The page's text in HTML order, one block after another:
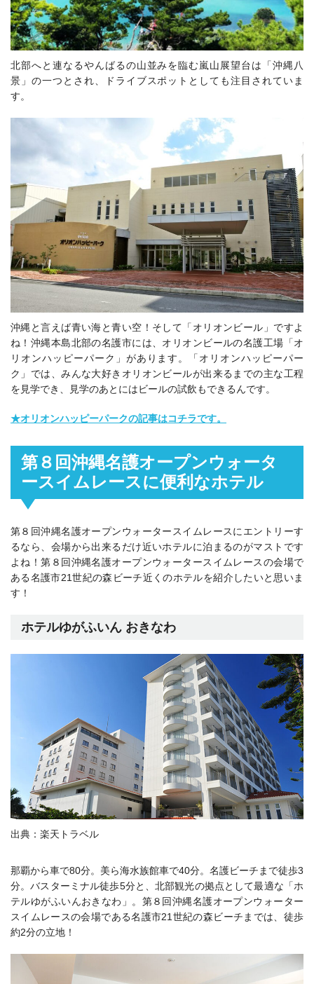
北部へと連なるやんばるの山並みを臨む嵐山展望台は「沖縄八
景」の一つとされ、ドライブスポットとしても注目されていま
す。
沖縄と言えば青い海と青い空！そして「オリオンビール」ですよ
ね！ 沖縄本島北部の名護市には、オリオンビールの名護工場「オ
リオンハッピーパーク」があります。「オリオンハッピーパー
ク」では、みんな大好きオリオンビールが出来るまでの主な工程
を見学でき、見学のあとにはビールの試飲もできるんです。
★オリオンハッピーパークの記事はコチラです。
第８回沖縄名護オープンウォータ
ースイムレースに便利なホテル
第８回沖縄名護オープンウォータースイムレースにエントリーす
るなら、会場から出来るだけ近いホテルに泊まるのがマストです
よね！第８回沖縄名護オープンウォータースイムレースの会場で
ある名護市21世紀の森ビーチ近くのホテルを紹介したいと思いま
す！
ホテルゆがふいん おきなわ
出典：楽天トラベル
那覇から車で80分。美ら海水族館車で40分。名護ビーチまで徒歩3
分。バスターミナル徒歩5分と、北部観光の拠点として最適な「ホ
テルゆがふいんおきなわ」。第８回沖縄名護オープンウォーター
スイムレースの会場である名護市21世紀の森ビーチまでは、徒歩
約2分の立地！